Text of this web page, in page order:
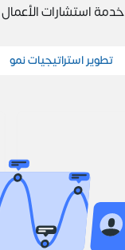
خدمة استشارات
تطوير استراتيجيات نمو